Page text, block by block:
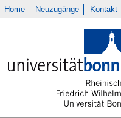
Home Neuzugänge Kontakt